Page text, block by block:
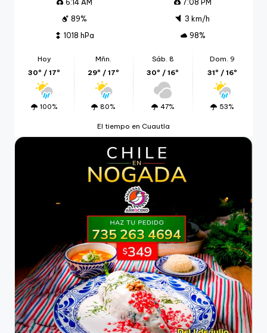
6:14 AM
7:08 PM
89%
3 km/h
1018 hPa
98%
Hoy
30º / 17º
100%
Mñn.
29º / 17º
80%
Sáb. 8
30º / 16º
47%
Dom. 9
31º / 16º
53%
El tiempo en Cuautla